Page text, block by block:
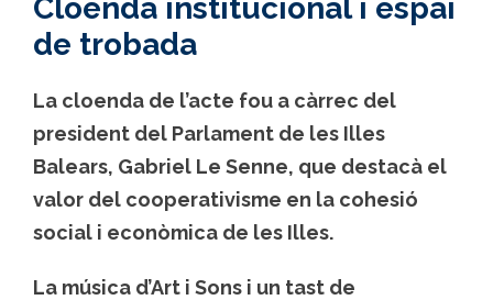
Cloenda institucional i espai
de trobada
La cloenda de l’acte fou a càrrec del
president del Parlament de les Illes
Balears, Gabriel Le Senne, que destacà el
valor del cooperativisme en la cohesió
social i econòmica de les Illes.
La música d’Art i Sons i un tast de